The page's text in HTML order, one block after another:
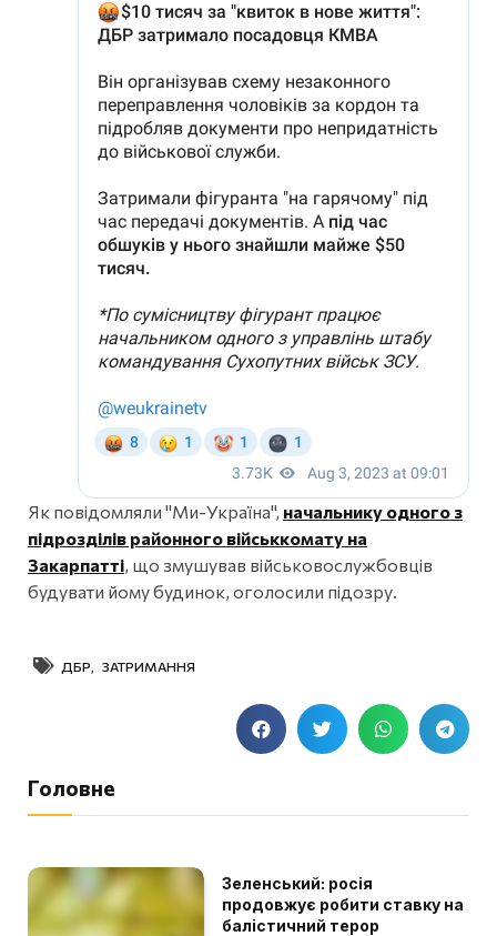
Як повідомляли "Ми-Україна", начальнику одного з
підрозділів районного військкомату на
Закарпатті, що змушував військовослужбовців
будувати йому будинок, оголосили підозру.
ДБР ЗАТРИМАННЯ
Головне
Зеленський: росія
продовжує робити ставку на
балістичний терор